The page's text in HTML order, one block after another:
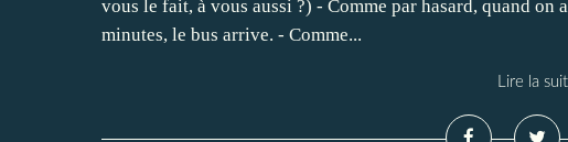
vous le fait, à vous aussi ?) - Comme par hasard, quand
minutes, le bus arrive. - Comme...
Lire la